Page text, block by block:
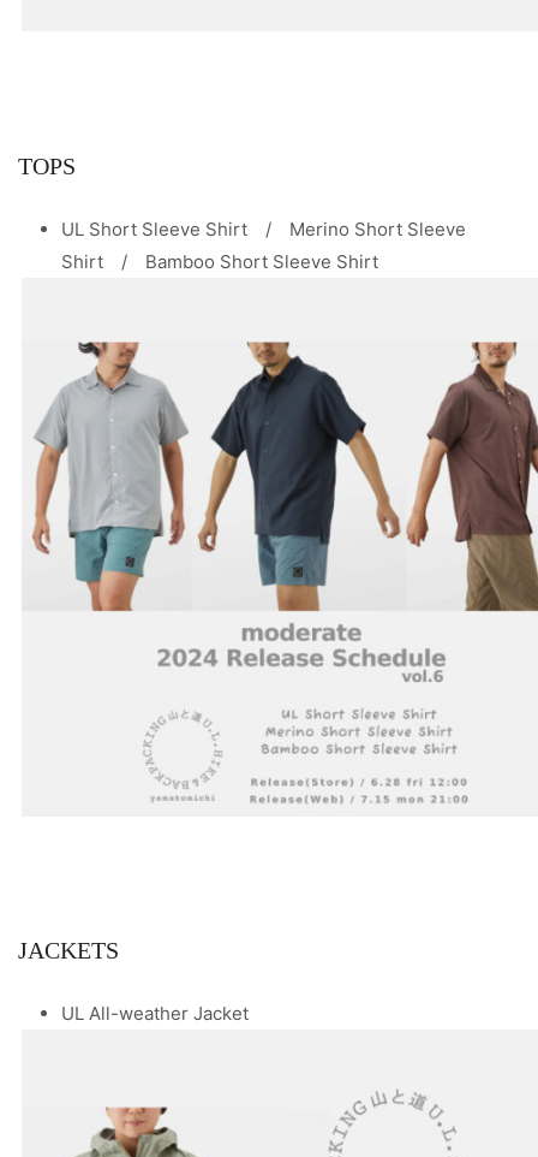
TOPS
UL Short Sleeve Shirt / Merino Short Sleeve
Shirt / Bamboo Short Sleeve Shirt
JACKETS
UL All-weather Jacket